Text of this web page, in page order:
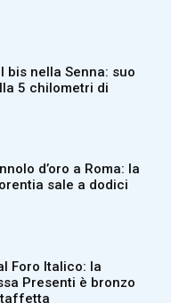
bis nella Senna: suo
5 chilometri di
d’oro a Roma: la
sale a dodici
Foro Italico: la
Presenti è bronzo